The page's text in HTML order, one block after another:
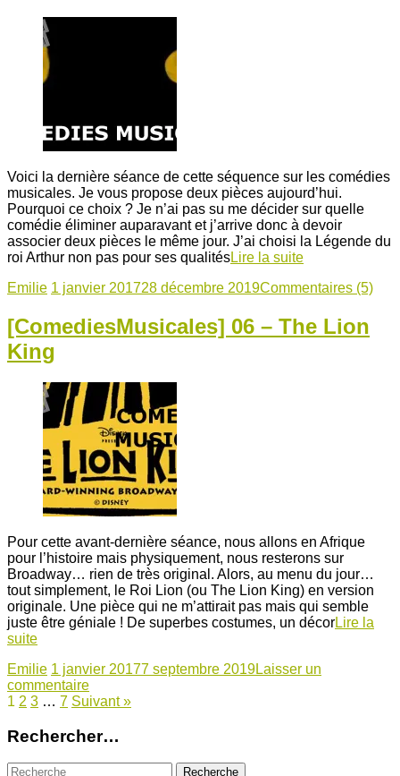
Voici la dernière séance de cette séquence sur les comédies
musicales. Je vous propose deux pièces aujourd’hui.
Pourquoi ce choix ? Je n’ai pas su me décider sur quelle
comédie éliminer auparavant et j’arrive donc à devoir
associer deux pièces le même jour. J’ai choisi la Légende du
roi Arthur non pas pour ses qualitésLire la suite
Emilie 1 janvier 201728 décembre 2019Commentaires (5)
[ComediesMusicales] 06 – The Lion
King
Pour cette avant-dernière séance, nous allons en Afrique
pour l’histoire mais physiquement, nous resterons sur
Broadway… rien de très original. Alors, au menu du jour…
tout simplement, le Roi Lion (ou The Lion King) en version
originale. Une pièce qui ne m’attirait pas mais qui semble
juste être géniale ! De superbes costumes, un décorLire la
suite
Emilie 1 janvier 20177 septembre 2019Laisser un
commentaire
1 2 3 … 7 Suivant »
Rechercher…